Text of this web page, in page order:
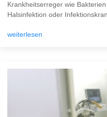
Krankheitserreger wie
Halsinfektion oder
weiterlesen